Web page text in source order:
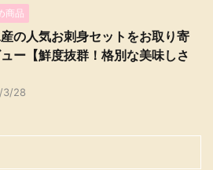
商品
の人気お刺身セットをお取り寄
ー【鮮度抜群！格別な美味しさ
3/28